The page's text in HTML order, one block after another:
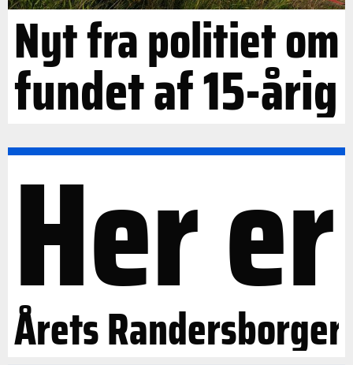
Nyt fra politiet om
fundet af 15-årig
Her er
Årets Randersborger